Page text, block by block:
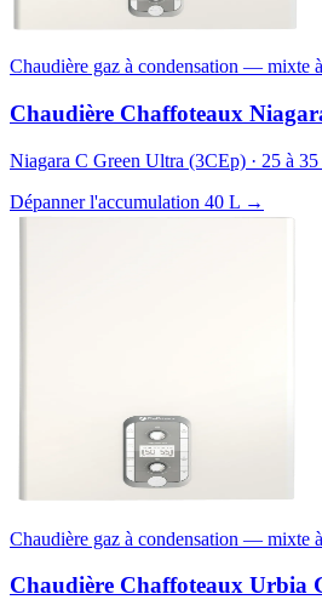
Chaudière gaz à condensation — mixte
Chaudière Chaffoteaux
Niagara C Green Ultra (3CEp) · 25 à
Dépanner l'accumulation 40 L →
Chaudière gaz à condensation — mixte
Chaudière Chaffoteaux Urbia